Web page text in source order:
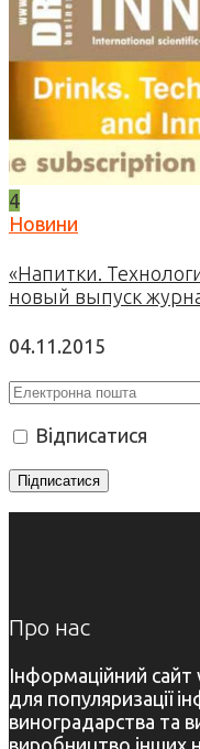
4
Новини
«Напитки.
новый выпуск
04.11.2015
Відписатися
Про нас
Інформаційний
для популяризації
виноградарства та
виробництво інших